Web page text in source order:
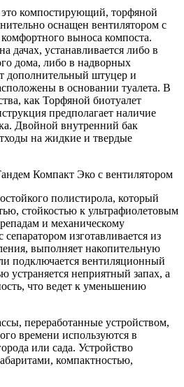
компостирующий, торфяной
оснащен вентилятором с
выноса компоста.
дачах, устанавливается либо в
дома, либо в надворных
дополнительный штуцер и
в основании туалета. В
как Торфяной биотуалет
предполагает наличие
Двойной внутренний бак
на жидкие и твердые
полистирола, который
стойкостью к ультрафиолетовым
и механическому
изготавливается из
выполняет накопительную
подключается вентиляционный
устраняется неприятный запах, а
что ведет к уменьшению
переработанные устройством,
времени используются в
или сада. Устройство
компактностью,